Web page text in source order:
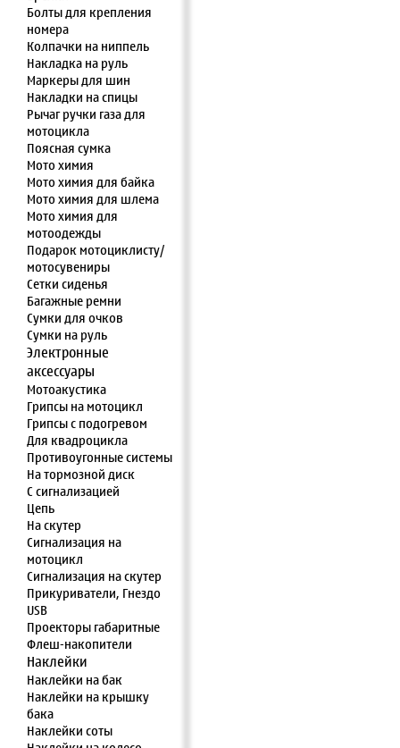
Болты для крепления
номера
Колпачки на ниппель
Накладка на руль
Маркеры для шин
Накладки на спицы
Рычаг ручки газа для
мотоцикла
Поясная сумка
Мото химия
Мото химия для байка
Мото химия для шлема
Мото химия для
мотоодежды
Подарок мотоциклисту/
мотосувениры
Сетки сиденья
Багажные ремни
Сумки для очков
Сумки на руль
Электронные
аксессуары
Мотоакустика
Грипсы на мотоцикл
Грипсы с подогревом
Для квадроцикла
Противоугонные системы
На тормозной диск
С сигнализацией
Цепь
На скутер
Сигнализация на
мотоцикл
Сигнализация на скутер
Прикуриватели, Гнездо
USB
Проекторы габаритные
Флеш-накопители
Наклейки
Наклейки на бак
Наклейки на крышку
бака
Наклейки соты